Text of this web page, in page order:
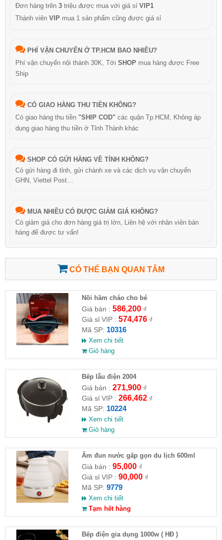
Đơn hàng trên 3 triệu được mua với giá sỉ VIP1
Thành viên VIP mua 1 sản phẩm cũng được giá sỉ
PHÍ VẬN CHUYỂN Ở TP.HCM BAO NHIÊU?
Phí vận chuyển nội thành 30K, Tới SHOP mua hàng được Free
Ship
CÓ GIAO HÀNG THU TIỀN KHÔNG?
Có giao hàng thu tiền "SHIP COD" các quận Tp.HCM, Không áp
dụng giao hàng thu tiền ở Tỉnh Thành khác
SHOP CÓ GỬI HÀNG VỀ TỈNH KHÔNG?
Có gửi hàng đi tỉnh, gửi chành xe và các dịch vụ vận chuyển
GHN, Viettel Post…
MUA NHIỀU CÓ ĐƯỢC GIẢM GIÁ KHÔNG?
Có giảm giá cho đơn hàng giá trị lớn, Liên hệ với nhân viên bán
hàng để được tư vấn!
CÓ THỂ BẠN QUAN TÂM
Nồi hầm cháo cho bé
Giá bán : 586,200₫
Giá sỉ VIP : 574,476₫
Mã SP: 10316
Xem chi tiết
Giỏ hàng
Bếp lẫu điện 2004
Giá bán : 271,900₫
Giá sỉ VIP : 266,462₫
Mã SP: 10224
Xem chi tiết
Giỏ hàng
Ấm đun nước gấp gọn du lịch 600ml
Giá bán : 95,000₫
Giá sỉ VIP : 90,000₫
Mã SP: 9779
Xem chi tiết
Tạm hết hàng
Bếp điện gia dụng 1000w ( HĐ )